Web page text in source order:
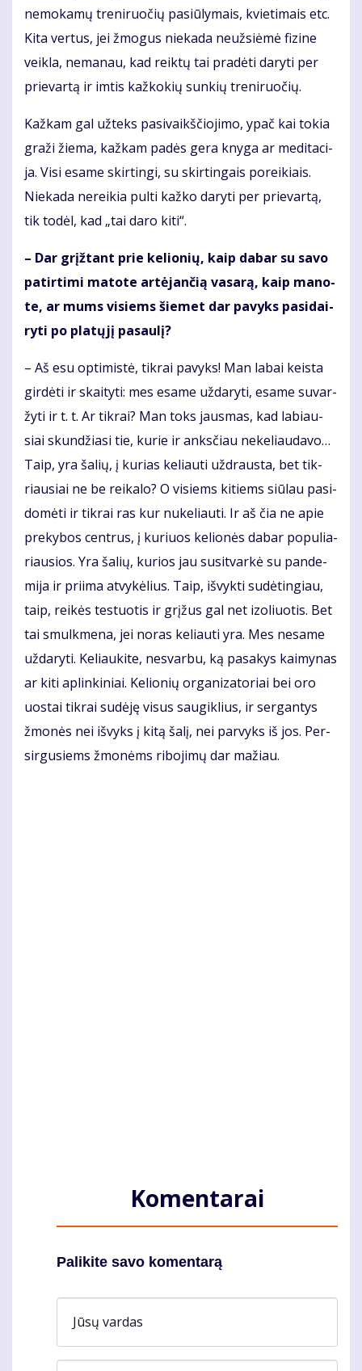
ne­mo­ka­mų tre­ni­ruo­čių pa­siū­ly­mais, kvie­ti­mais etc.
Ki­ta ver­tus, jei žmo­gus nie­ka­da ne­už­si­ė­mė fi­zi­ne
veik­la, ne­ma­nau, kad reik­tų tai pra­dė­ti da­ry­ti per
prie­var­tą ir im­tis kaž­ko­kių sun­kių tre­ni­ruo­čių.
Kaž­kam gal už­teks pa­si­vaikš­čio­ji­mo, ypač kai to­kia
gra­ži žie­ma, kaž­kam pa­dės ge­ra kny­ga ar me­di­ta­ci­
ja. Vi­si esa­me skir­tin­gi, su skir­tin­gais po­rei­kiais.
Nie­ka­da ne­rei­kia pul­ti kaž­ko da­ry­ti per prie­var­tą,
tik to­dėl, kad „tai da­ro ki­ti“.
– Dar grįž­tant prie ke­lio­nių, kaip da­bar su sa­vo
pa­tir­ti­mi ma­to­te ar­tė­jan­čią va­sa­rą, kaip ma­no­
te, ar mums vi­siems šie­met dar pa­vyks pa­si­dai­
ry­ti po pla­tų­jį pa­sau­lį?
– Aš esu op­ti­mis­tė, tik­rai pa­vyks! Man la­bai keis­ta
gir­dė­ti ir skai­ty­ti: mes esa­me už­da­ry­ti, esa­me su­var­
žy­ti ir t. t. Ar tik­rai? Man toks jaus­mas, kad la­biau­
siai skun­džia­si tie, ku­rie ir anks­čiau ne­ke­liau­da­vo…
Taip, yra ša­lių, į ku­rias ke­liau­ti už­draus­ta, bet tik­
riau­siai ne be rei­ka­lo? O vi­siems ki­tiems siū­lau pa­si­
do­mė­ti ir tik­rai ras kur nu­ke­liau­ti. Ir aš čia ne apie
pre­ky­bos cen­trus, į ku­riuos ke­lio­nės da­bar po­pu­lia­
riau­sios. Yra ša­lių, ku­rios jau su­si­tvar­kė su pan­de­
mi­ja ir pri­ima at­vy­kė­lius. Taip, iš­vyk­ti su­dė­tin­giau,
taip, rei­kės te­stuo­tis ir grį­žus gal net izo­liuo­tis. Bet
tai smul­kme­na, jei no­ras ke­liau­ti yra. Mes ne­sa­me
už­da­ry­ti. Ke­liau­ki­te, ne­svar­bu, ką pa­sa­kys kai­my­nas
ar ki­ti ap­lin­ki­niai. Ke­lio­nių or­ga­ni­za­to­riai bei oro
uos­tai tik­rai su­dė­ję vi­sus sau­gik­lius, ir ser­gan­tys
žmo­nės nei iš­vyks į ki­tą ša­lį, nei par­vyks iš jos. Per­
sir­gu­siems žmo­nėms ri­bo­ji­mų dar ma­žiau.
Komentarai
Palikite savo komentarą
Jūsų vardas